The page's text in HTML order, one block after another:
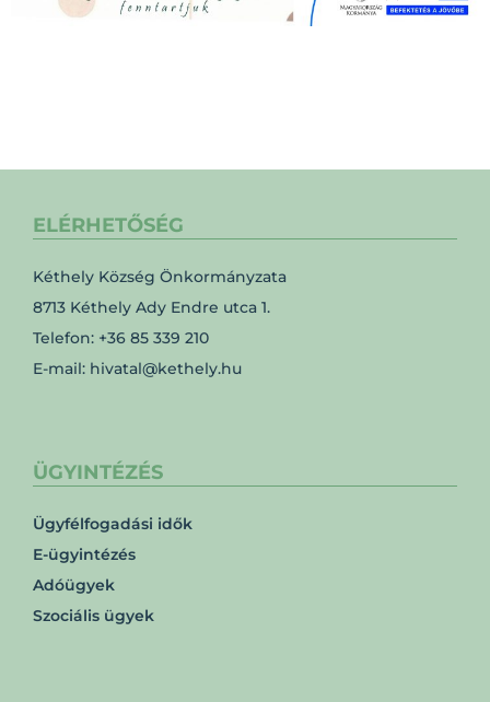
ELÉRHETŐSÉG
Kéthely Község Önkormányzata
8713 Kéthely Ady Endre utca 1.
Telefon: +36 85 339 210
E-mail: hivatal@kethely.hu
ÜGYINTÉZÉS
Ügyfélfogadási idők
E-ügyintézés
Adóügyek
Szociális ügyek